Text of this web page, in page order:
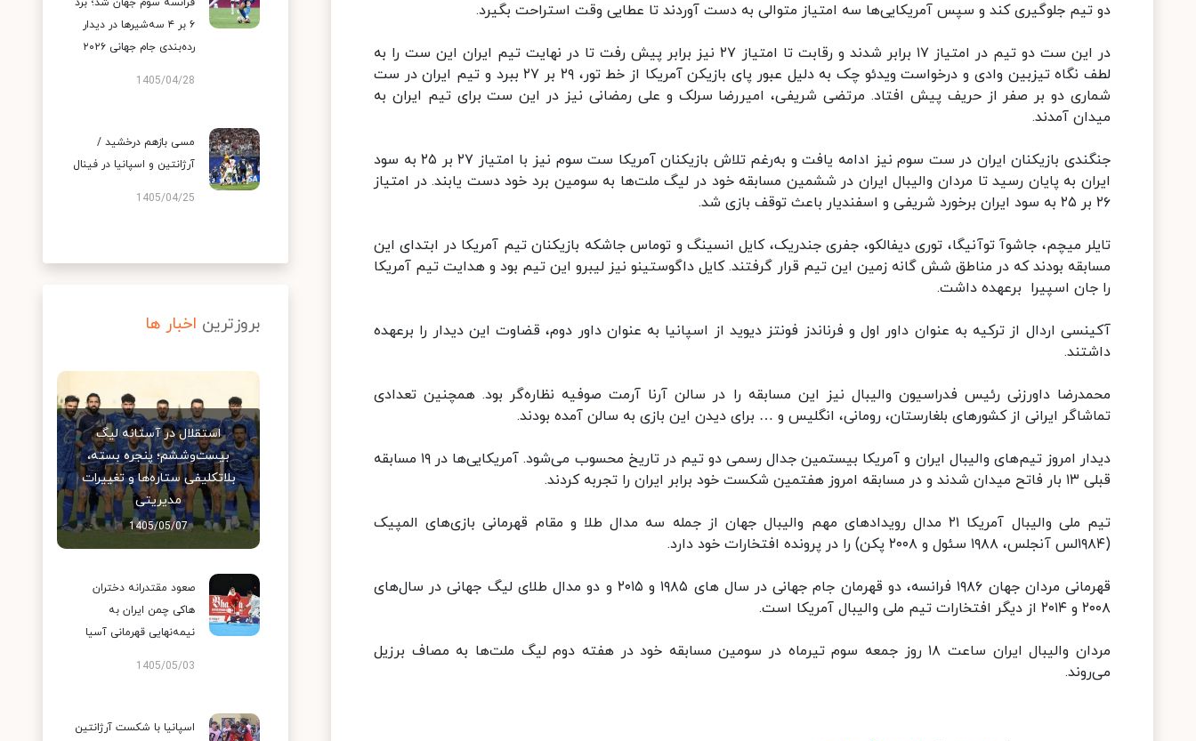
دو تیم جلوگیری کند و سپس آمریکایی‌ها سه امتیاز متوالی به دست آوردند تا عطایی وقت استراحت بگیرد.
در این ست دو تیم در امتیاز ۱۷ برابر شدند و رقابت تا امتیاز ۲۷ نیز برابر پیش رفت تا در نهایت تیم ایران این ست را به
لطف نگاه تیزبین وادی و درخواست ویدئو چک به دلیل عبور پای بازیکن آمریکا از خط تور، ۲۹ بر ۲۷ ببرد و تیم ایران در ست
شماری دو بر صفر از حریف پیش افتاد. مرتضی شریفی، امیررضا سرلک و علی رمضانی نیز در این ست برای تیم ایران به
میدان آمدند.
جنگندی بازیکنان ایران در ست سوم نیز ادامه یافت و به‌رغم تلاش بازیکنان آمریکا ست سوم نیز با امتیاز ۲۷ بر ۲۵ به سود
ایران به پایان رسید تا مردان والیبال ایران در ششمین مسابقه خود در لیگ ملت‌ها به سومین برد خود دست یابند. در امتیاز
۲۶ بر ۲۵ به سود ایران برخورد شریفی و اسفندیار باعث توقف بازی شد.
تایلر میچم، جاشوآ توآنیگا، توری دیفالکو، جفری جندریک، کایل انسینگ و توماس جاشکه بازیکنان تیم آمریکا در ابتدای این
مسابقه بودند که در مناطق شش گانه زمین این تیم قرار گرفتند. کایل داگوستینو نیز لیبرو این تیم بود و هدایت تیم آمریکا
را جان اسپیرا برعهده داشت.
آکینسی اردال از ترکیه به عنوان داور اول و فرناندز فونتز دیوید از اسپانیا به عنوان داور دوم، قضاوت این دیدار را برعهده
داشتند.
محمدرضا داورزنی رئیس فدراسیون والیبال نیز این مسابقه را در سالن آرنا آرمت صوفیه نظاره‌گر بود. همچنین تعدادی
تماشاگر ایرانی از کشورهای بلغارستان، رومانی، انگلیس و … برای دیدن این بازی به سالن آمده بودند.
دیدار امروز تیم‌های والیبال ایران و آمریکا بیستمین جدال رسمی دو تیم در تاریخ محسوب می‌شود. آمریکایی‌ها در ۱۹ مسابقه
قبلی ۱۳ بار فاتح میدان شدند و در مسابقه امروز هفتمین شکست خود برابر ایران را تجربه کردند.
تیم ملی والیبال آمریکا ۲۱ مدال رویدادهای مهم والیبال جهان از جمله سه مدال طلا و مقام قهرمانی بازی‌های المپیک
(۱۹۸۴لس آنجلس، ۱۹۸۸ سئول و ۲۰۰۸ پکن) را در پرونده افتخارات خود دارد.
قهرمانی مردان جهان ۱۹۸۶ فرانسه، دو قهرمان جام جهانی در سال های ۱۹۸۵ و ۲۰۱۵ و دو مدال طلای لیگ جهانی در سال‌های
۲۰۰۸ و ۲۰۱۴ از دیگر افتخارات تیم ملی والیبال آمریکا است.
مردان والیبال ایران ساعت ۱۸ روز جمعه سوم تیرماه در سومین مسابقه خود در هفته دوم لیگ ملت‌ها به مصاف برزیل
می‌روند.
۶ بر ۴ سه‌شیرها در دیدار
رده‌بندی جام جهانی ۲۰۲۶
1405/04/28
مسی بازهم درخشید /
آرژانتین و اسپانیا در فینال
1405/04/25
بروزترین اخبار ها
استقلال در آستانه لیگ
بیست‌وششم؛ پنجره بسته،
بلاتکلیفی ستاره‌ها و تغییرات
مدیریتی
1405/05/07
صعود مقتدرانه دختران
هاکی چمن ایران به
نیمه‌نهایی قهرمانی آسیا
1405/05/03
اسپانیا با شکست آرژانتین